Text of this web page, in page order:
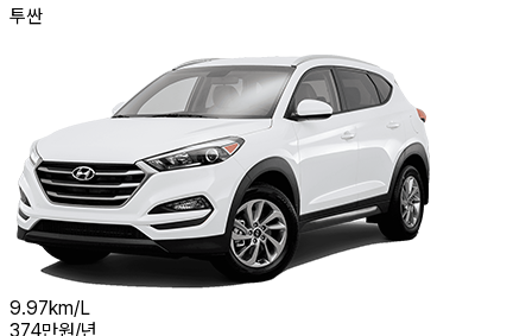
투싼
9.97km/L
374만원/년